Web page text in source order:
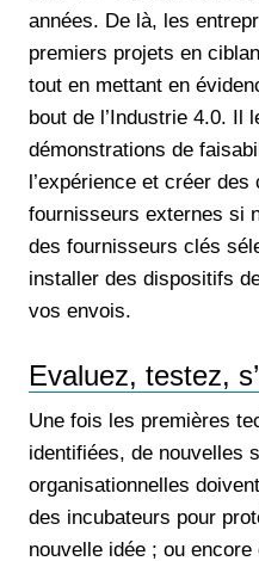
années. De là, les
premiers projets en
tout en mettant en
bout de l’Industrie 4.0. Il
démonstrations de
l’expérience et créer
fournisseurs externes si
des fournisseurs clés
installer des dispositifs
vos envois.
Evaluez, testez,
Une fois les premières
identifiées, de nouvelles
organisationnelles
des incubateurs pour
nouvelle idée ; ou